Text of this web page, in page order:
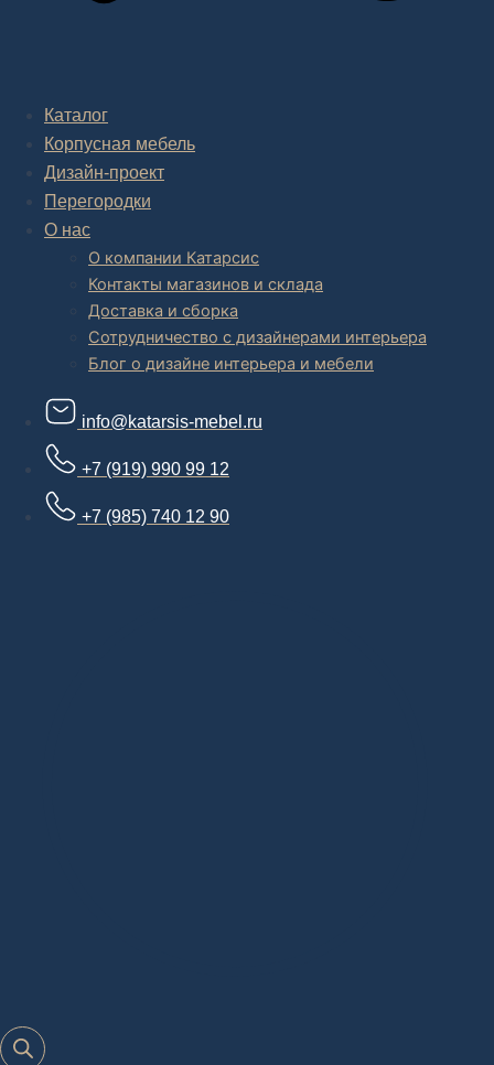
Каталог
Корпусная мебель
Дизайн-проект
Перегородки
О нас
О компании Катарсис
Контакты магазинов и склада
Доставка и сборка
Сотрудничество с дизайнерами интерьера
Блог о дизайне интерьера и мебели
info@katarsis-mebel.ru
+7 (919) 990 99 12
+7 (985) 740 12 90
дизайн проекта интерьера,
В салоне мебелииинтернет магазине дизайнерской мебели
есть и готовые товары, которые можем доставить уже сегодня, и
корпусная мебель на заказ, включая кухни.